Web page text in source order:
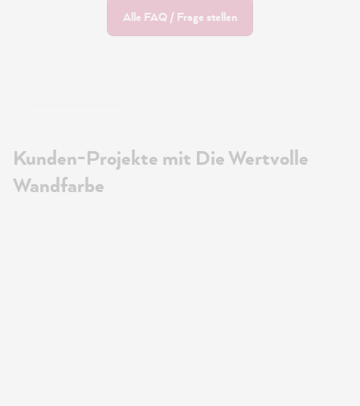
Alle FAQ / Frage stellen
Kunden-Projekte mit Die Wertvolle
Wandfarbe